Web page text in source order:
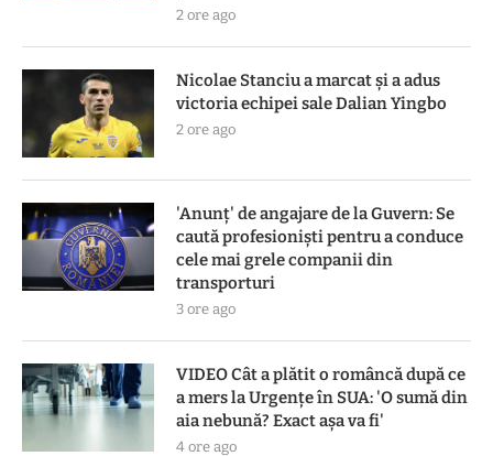
2 ore ago
Nicolae Stanciu a marcat și a adus
victoria echipei sale Dalian Yingbo
2 ore ago
'Anunț' de angajare de la Guvern: Se
caută profesioniști pentru a conduce
cele mai grele companii din
transporturi
3 ore ago
VIDEO Cât a plătit o româncă după ce
a mers la Urgențe în SUA: 'O sumă din
aia nebună? Exact așa va fi'
4 ore ago